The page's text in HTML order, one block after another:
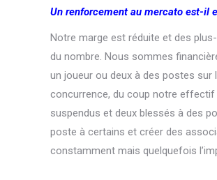
Un renforcement au mercato est-il
Notre marge est réduite et des
du nombre. Nous sommes
un joueur ou deux à des postes
concurrence, du coup notre
suspendus et deux blessés à des
poste à certains et créer des
constamment mais quelquefois